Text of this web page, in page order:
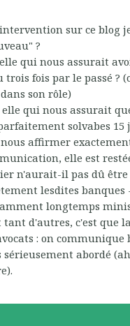
sur ce blog
?
qui nous assurait
trois fois par le passé ?
son rôle)
qui nous assurait
solvabes 15
affirmer
elle est
n'aurait-il pas dû
lesdites banques
longtemps
tant d'autres, c'est que
: on communique
abordé